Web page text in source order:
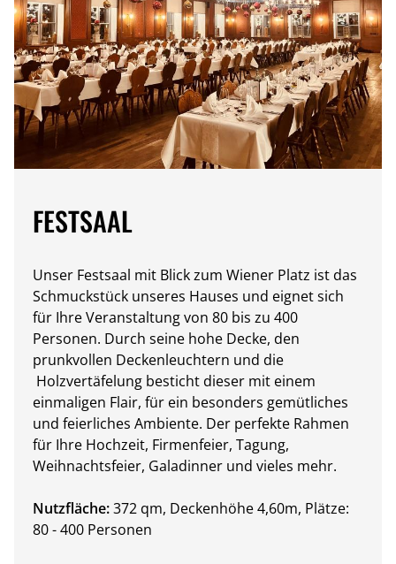
FESTSAAL
Unser Festsaal mit Blick zum Wiener Platz ist das
Schmuckstück unseres Hauses und eignet sich
für Ihre Veranstaltung von 80 bis zu 400
Personen. Durch seine hohe Decke, den
prunkvollen Deckenleuchtern und die
Holzvertäfelung besticht dieser mit einem
einmaligen Flair, für ein besonders gemütliches
und feierliches Ambiente. Der perfekte Rahmen
für Ihre Hochzeit, Firmenfeier, Tagung,
Weihnachtsfeier, Galadinner und vieles mehr.
Nutzfläche:372 qm, Deckenhöhe 4,60m, Plätze:
80 - 400 Personen